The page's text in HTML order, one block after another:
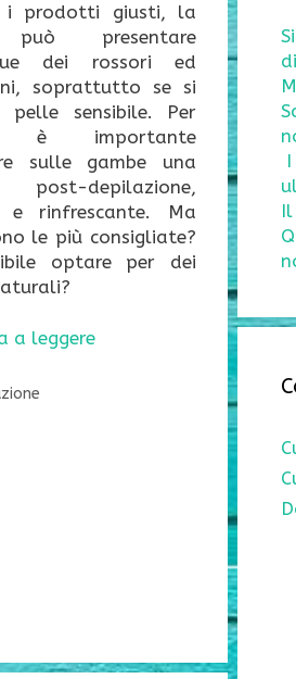
i prodotti giusti, la
presentare
dei rossori ed
soprattutto se si
pelle sensibile. Per
è importante
sulle gambe una
post-depilazione,
e rinfrescante. Ma
le più consigliate?
optare per dei
a leggere